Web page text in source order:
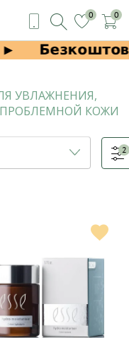
0 0
УВЛАЖНЕНИЯ,
КОЖИ
2